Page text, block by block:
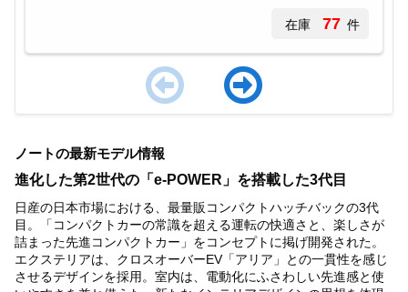
在庫 77 件
of
2
ノートの最新モデル情報
進化した第2世代の「e-POWER」を搭載した3代目
日産の日本市場における、最量販コンパクトハッチバックの3代
目。「コンパクトカーの常識を超える運転の快適さと、楽しさが
詰まった先進コンパクトカー」をコンセプトに掲げ開発された。
エクステリアは、クロスオーバーEV「アリア」との一貫性を感じ
させるデザインを採用。室内は、電動化にふさわしい先進感と使